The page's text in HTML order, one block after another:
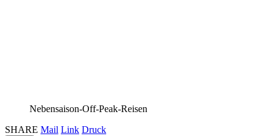
Nebensaison-Off-Peak-Reisen
SHARE Mail Link Druck